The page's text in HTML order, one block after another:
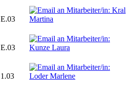
E.03
E.03
1.03